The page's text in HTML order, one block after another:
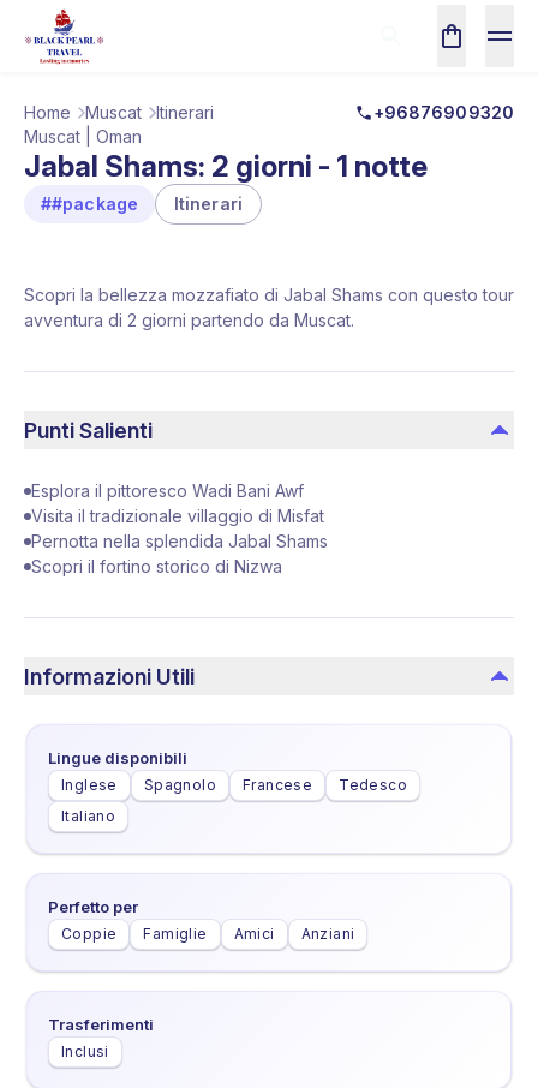
Home Muscat Itinerari
+96876909320
Muscat | Oman
Jabal Shams: 2 giorni - 1 notte
##package Itinerari
Scopri la bellezza mozzafiato di Jabal Shams con questo tour
avventura di 2 giorni partendo da Muscat.
Punti Salienti
Esplora il pittoresco Wadi Bani Awf
Visita il tradizionale villaggio di Misfat
Pernotta nella splendida Jabal Shams
Scopri il fortino storico di Nizwa
Informazioni Utili
Lingue disponibili
Inglese Spagnolo Francese
Tedesco
Italiano
Perfetto per
Coppie Famiglie Amici Anziani
Trasferimenti
Inclusi